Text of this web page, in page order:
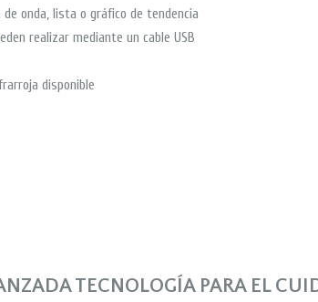
onda, lista o gráfico de tendencia
realizar mediante un cable USB
disponible
TECNOLOGÍA PARA EL